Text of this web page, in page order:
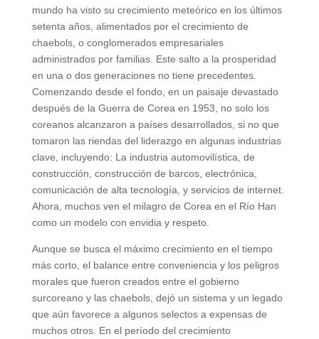
mundo ha visto su crecimiento meteórico en los últimos
setenta años, alimentados por el crecimiento de
chaebols, o conglomerados empresariales
administrados por familias. Este salto a la prosperidad
en una o dos generaciones no tiene precedentes.
Comenzando desde el fondo, en un paisaje devastado
después de la Guerra de Corea en 1953, no solo los
coreanos alcanzaron a países desarrollados, si no que
tomaron las riendas del liderazgo en algunas industrias
clave, incluyendo: La industria automovilística, de
construcción, construcción de barcos, electrónica,
comunicación de alta tecnología, y servicios de internet.
Ahora, muchos ven el milagro de Corea en el Río Han
como un modelo con envidia y respeto.
Aunque se busca el máximo crecimiento en el tiempo
más corto, el balance entre conveniencia y los peligros
morales que fueron creados entre el gobierno
surcoreano y las chaebols, dejó un sistema y un legado
que aún favorece a algunos selectos a expensas de
muchos otros. En el período del crecimiento